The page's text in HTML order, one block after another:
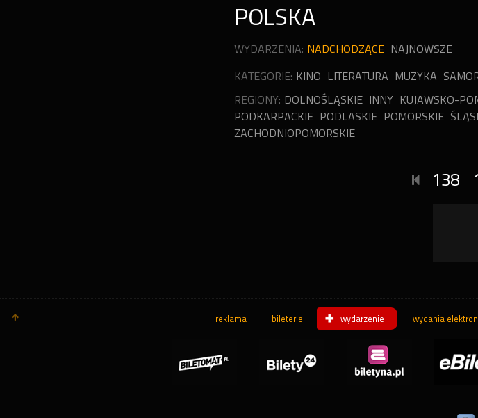
POLSKA
WYDARZENIA: NADCHODZĄCE NAJNOWSZE
KATEGORIE: KINO LITERATURA MUZYKA
REGIONY: DOLNOŚLĄSKIE INNY KUJAWSKO-
PODKARPACKIE PODLASKIE POMORSKIE
ZACHODNIOPOMORSKIE
138
reklama bileterie wydarzenie wydania